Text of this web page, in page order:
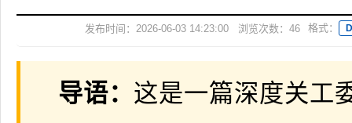
发布时间：2026-06-03 14:23:00 浏览次数： 46 格式：
导语： 这是一篇深度关工